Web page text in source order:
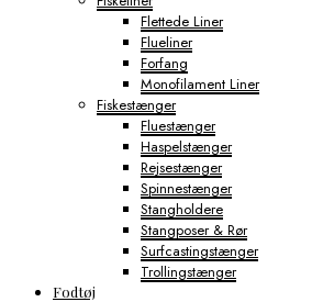
Flettede Liner
Flueliner
Forfang
Monofilament Liner
Fiskestænger
Fluestænger
Haspelstænger
Rejsestænger
Spinnestænger
Stangholdere
Stangposer & Rør
Surfcastingstænger
Trollingstænger
Fodtøj